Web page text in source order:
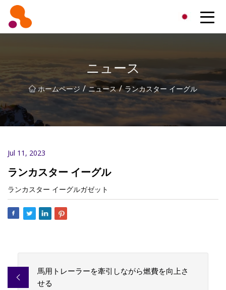
ニュース
ホームページ / ニュース / ランカスター イーグル
Jul 11, 2023
ランカスター イーグル
ランカスター イーグルガゼット
馬用トレーラーを牽引しながら燃費を向上さ
せる